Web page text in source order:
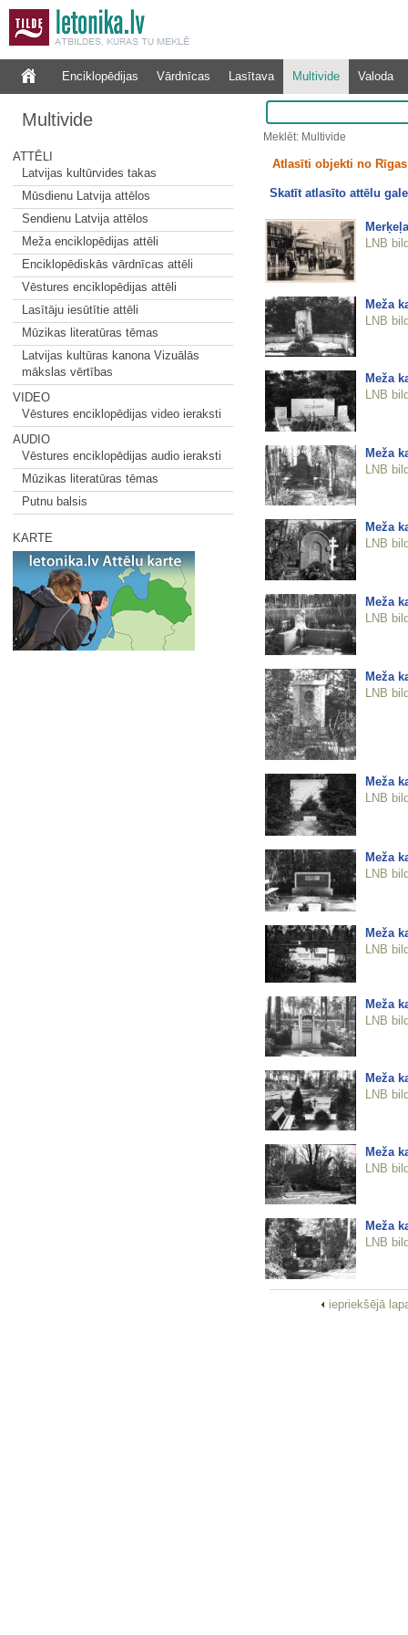
Enciklopēdijas Vārdnīcas Lasītava Multivide Valoda
Multivide
ATTĒLI
Latvijas kultūrvides takas
Mūsdienu Latvija attēlos
Sendienu Latvija attēlos
Meža enciklopēdijas attēli
Enciklopēdiskās vārdnīcas attēli
Vēstures enciklopēdijas attēli
Lasītāju iesūtītie attēli
Mūzikas literatūras tēmas
Latvijas kultūras kanona Vizuālās
mākslas vērtības
VIDEO
Vēstures enciklopēdijas video ieraksti
AUDIO
Vēstures enciklopēdijas audio ieraksti
Mūzikas literatūras tēmas
Putnu balsis
KARTE
Meklēt: Multivide
Atlasīti objekti no
Skatīt atlasīto attēlu
LNB
Meža
LNB
Meža
LNB
Meža
LNB
Meža
LNB
Meža
LNB
Meža
LNB
Meža
LNB
Meža
LNB
Meža
LNB
Meža
LNB
Meža
LNB
Meža
LNB
Meža
LNB
iepriekšējā